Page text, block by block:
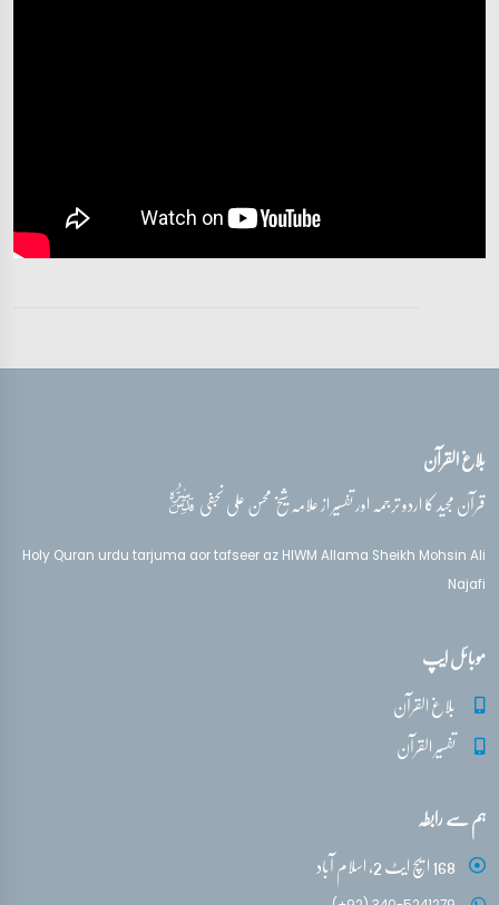
تفسیر قرآن سورہ ‎غافر‎
تفسیر قرآن سورہ ‎غافر‎
بلاغ القرآن
قرآن مجید کا اردو ترجمہ اور تفسیر از علامہ شیخ محسن علی نجفیقدس‌سره
Holy Quran urdu tarjuma aor tafseer az HIWM Allama Sheikh Mohsin Ali
Najafi
موبائل ایپ
بلاغ القرآن
تفسیر القرآن
ہم سے رابطہ
168 ایچ ایٹ 2، اسلام آباد